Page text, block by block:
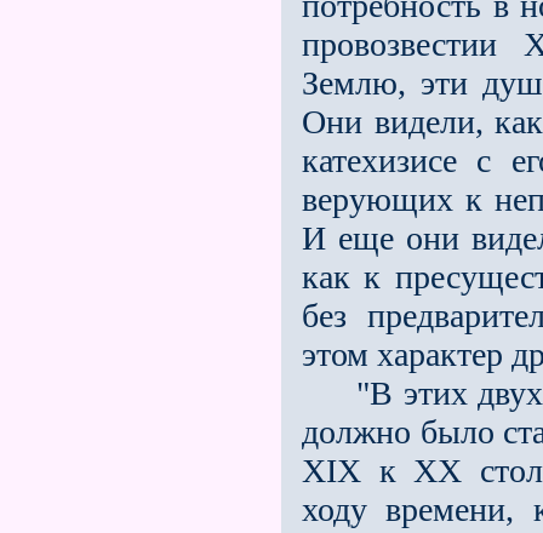
Землю, эти
Они видели,
кате­хизисе с
верующих к
И еще они
как к
без
этом характер
"В этих двух
должно было
XIX к XX
ходу времени,